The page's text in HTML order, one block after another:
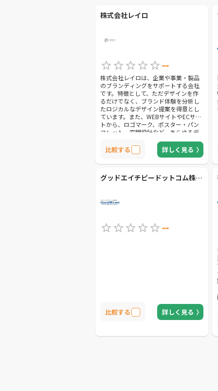
株式会社レイロ
--
株式会社レイロは、企業や事業・製品
のブランディングをサポートする会社
です。特徴として、ただデザインを作
るだけでなく、ブランド体験を分析し
たロジカルなデザイン提案を得意とし
ています。また、WEBサイトやECサイ
トから、ロゴマーク、ポスター・パン
フレット、空間設計など、あらゆるデ
ザインのお悩みを解決することが可能
です。デザインの修正限度も設けてい
ないため、納得できるデザイン作成が
実現できます。
比較する 詳しく見る
グッドエイチピードットコム株式会社
--
比較する 詳しく見る